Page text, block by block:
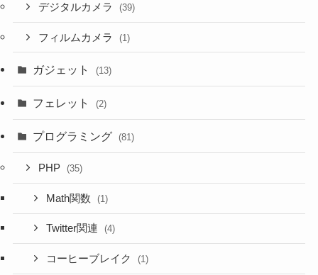
デジタルカメラ (39)
フィルムカメラ (1)
ガジェット (13)
フェレット (2)
プログラミング (81)
PHP (35)
Math関数 (1)
Twitter関連 (4)
コーヒーブレイク (1)